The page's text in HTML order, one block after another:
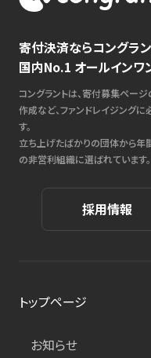
寄付決済ならコングラ
国内No.1 オールインワ
コングラントは、寄付募集ペー
作成など、ファンドレイジング
す。
立ち上げたばかりの団体から
の非営利組織に選ばれています。
採用情報
トップページ
お知らせ